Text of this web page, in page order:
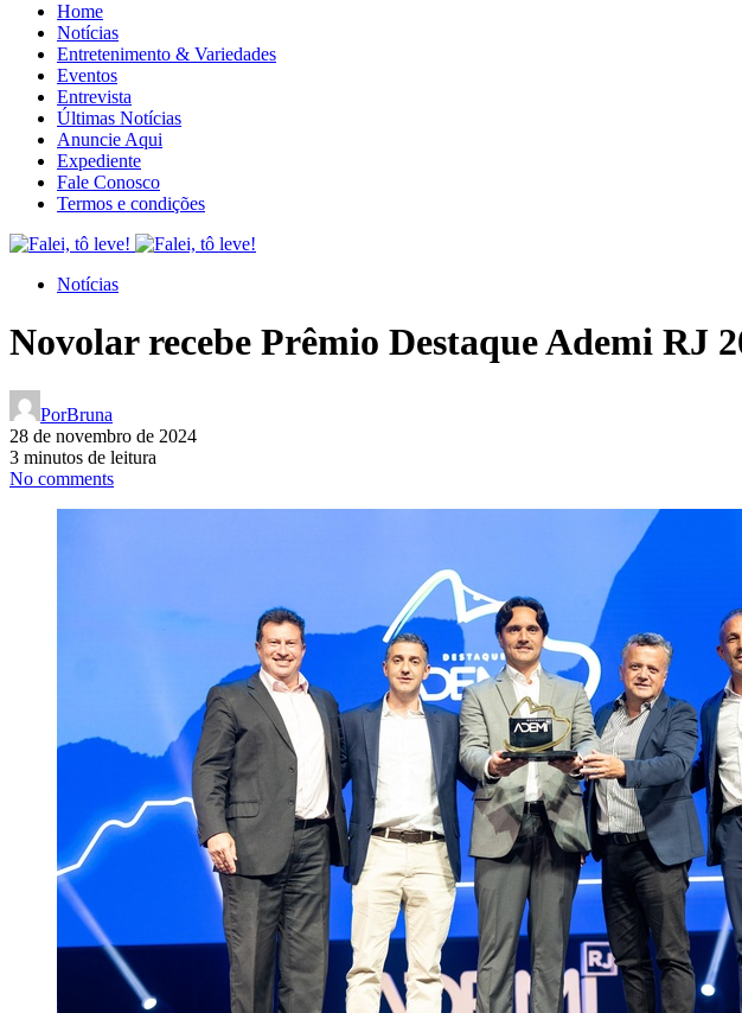
Home
Notícias
Entretenimento & Variedades
Eventos
Entrevista
Últimas Notícias
Anuncie Aqui
Expediente
Fale Conosco
Termos e condições
Notícias
Novolar recebe Prêmio Destaque Ademi RJ
PorBruna
28 de novembro de 2024
3 minutos de leitura
No comments